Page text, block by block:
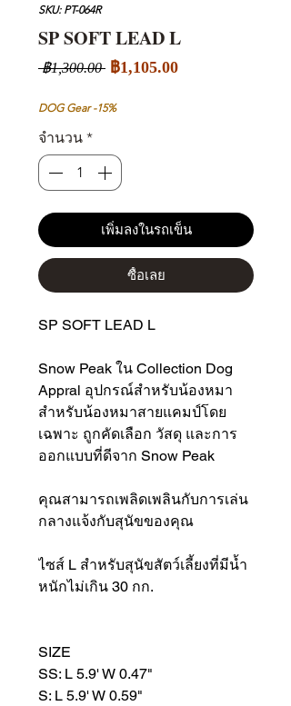
SKU: PT-064R
SP SOFT LEAD L
฿1,300.00 ราคา
฿1,105.00ราคา
DOG Gear -15%
จำนวน *
เพิ่มลงในรถเข็น
ซื้อเลย
SP SOFT LEAD L
Snow Peak ใน Collection Dog
Appral อุปกรณ์สำหรับน้องหมา
สำหรับน้องหมาสายแคมป์โดย
เฉพาะ ถูกคัดเลือก วัสดุ และการ
ออกแบบที่ดีจาก Snow Peak
คุณสามารถเพลิดเพลินกับการเล่น
กลางแจ้งกับสุนัขของคุณ
ไซส์ L สำหรับสุนัขสัตว์เลี้ยงที่มีน้ำ
หนักไม่เกิน 30 กก.
SIZE
SS: L 5.9' W 0.47"
S: L 5.9' W 0.59"